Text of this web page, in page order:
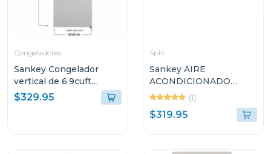
Congeladores
Sankey Congelador
vertical de 6.9cuft
rfc706
$329.95
Split
Sankey AIRE
ACONDICIONADO
SPLIT DE 18000BTU
(1)
$319.95